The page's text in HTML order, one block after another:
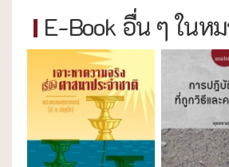
E-Book อื่น ๆ ในห